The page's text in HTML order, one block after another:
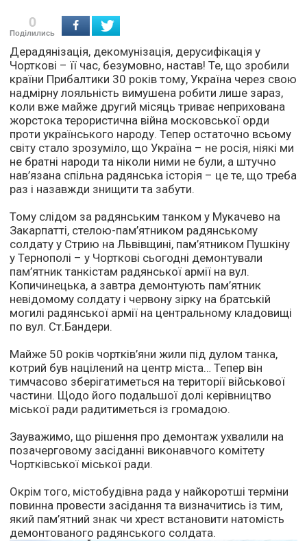
0
Поділились
Дерадянізація, декомунізація, дерусифікація у
Чорткові – її час, безумовно, настав! Те, що зробили
країни Прибалтики 30 років тому, Україна через свою
надмірну лояльність вимушена робити лише зараз,
коли вже майже другий місяць триває неприхована
жорстока терористична війна московської орди
проти українського народу. Тепер остаточно всьому
світу стало зрозуміло, що Україна – не росія, ніякі ми
не братні народи та ніколи ними не були, а штучно
нав’язана спільна радянська історія – це те, що треба
раз і назавжди знищити та забути.
Тому слідом за радянським танком у Мукачево на
Закарпатті, стелою-пам’ятником радянському
солдату у Стрию на Львівщині, пам’ятником Пушкіну
у Тернополі – у Чорткові сьогодні демонтували
пам’ятник танкістам радянської армії на вул.
Копичинецька, а завтра демонтують пам’ятник
невідомому солдату і червону зірку на братській
могилі радянської армії на центральному кладовищі
по вул. Ст.Бандери.
Майже 50 років чортків’яни жили під дулом танка,
котрий був націлений на центр міста… Тепер він
тимчасово зберігатиметься на території військової
частини. Щодо його подальшої долі керівництво
міської ради радитиметься із громадою.
Зауважимо, що рішення про демонтаж ухвалили на
позачерговому засіданні виконавчого комітету
Чортківської міської ради.
Окрім того, містобудівна рада у найкоротші терміни
повинна провести засідання та визначитись із тим,
який пам’ятний знак чи хрест встановити натомість
демонтованого радянського солдата.